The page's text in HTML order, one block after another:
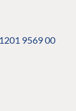
9569 00